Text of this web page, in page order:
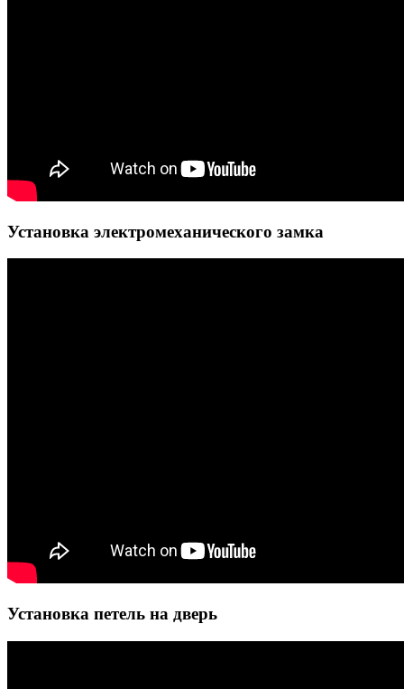
Установка электромеханического замка
Установка петель на дверь